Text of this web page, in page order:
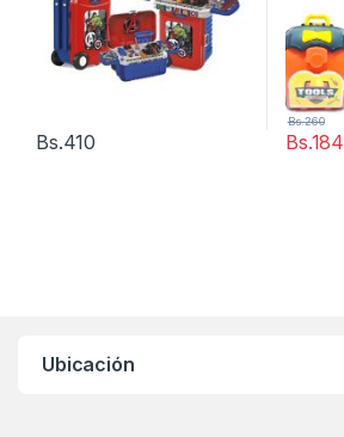
Bs.410 Bs.184
Bs.260
Ubicación